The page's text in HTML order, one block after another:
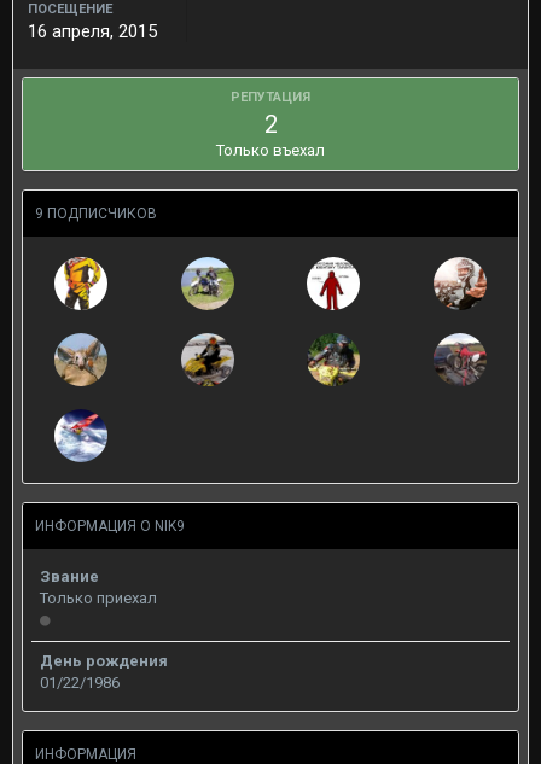
ПОСЕЩЕНИЕ
16 апреля, 2015
РЕПУТАЦИЯ
2
Только въехал
9 ПОДПИСЧИКОВ
ИНФОРМАЦИЯ О NIK9
Звание
Только приехал
День рождения
01/22/1986
ИНФОРМАЦИЯ